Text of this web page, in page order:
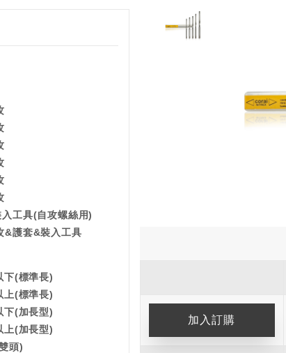
工具(自攻螺絲用)
&護套&裝入工具
下(標準長)
上(標準長)
下(加長型)
上(加長型)
頭)